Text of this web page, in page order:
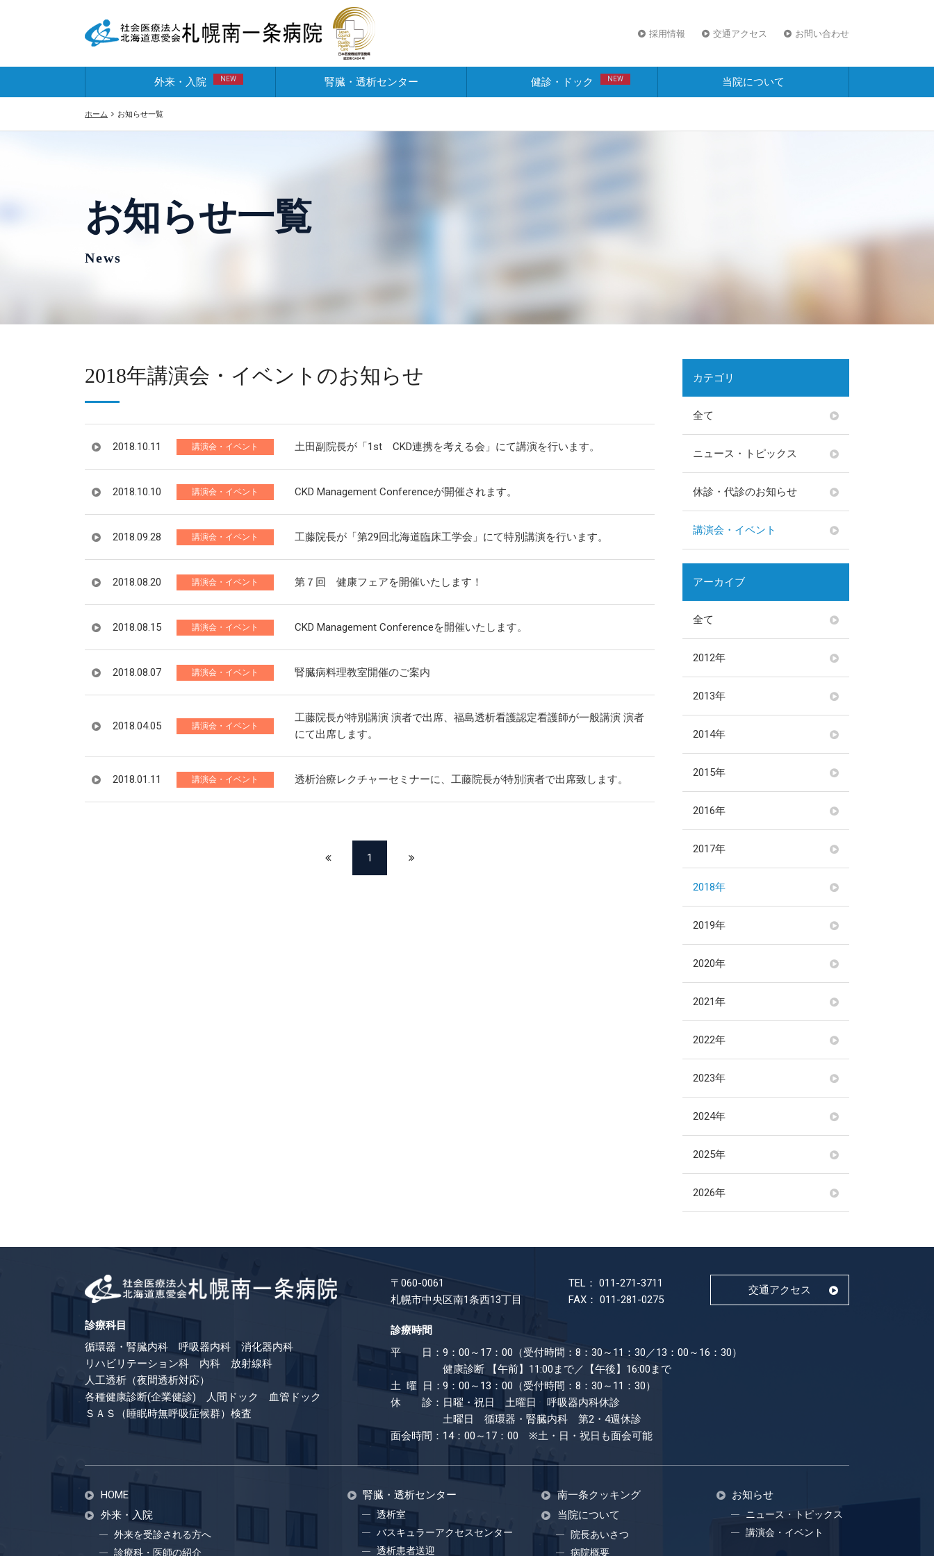
採用情報 交通アクセス お問い合わせ
外来・入院 NEW 腎臓・透析センター 健診・ドック NEW 当院について
ホーム お知らせ一覧
お知らせ一覧
News
カテゴリ
全て
ニュース・トピックス
休診・代診のお知らせ
講演会・イベント
アーカイブ
全て
2012年
2013年
2014年
2015年
2016年
2017年
2018年
2019年
2020年
2021年
2022年
2023年
2024年
2025年
2026年
2018年講演会・イベントのお知らせ
2018.10.11 講演会・イベント 土田副院長が「1st CKD連携を考える会」にて講演を行います。
2018.10.10 講演会・イベント CKD Management Conferenceが開催されます。
2018.09.28 講演会・イベント 工藤院長が「第29回北海道臨床工学会」にて特別講演を行います。
2018.08.20 講演会・イベント 第７回 健康フェアを開催いたします！
2018.08.15 講演会・イベント CKD Management Conferenceを開催いたします。
2018.08.07 講演会・イベント 腎臓病料理教室開催のご案内
2018.04.05 講演会・イベント
工藤院長が特別講演 演者で出席、福島透析看護認定看護師が一般講演 演者
にて出席します。
2018.01.11 講演会・イベント 透析治療レクチャーセミナーに、工藤院長が特別演者で出席致します。
1
診療科目
循環器・腎臓内科 呼吸器内科 消化器内科
リハビリテーション科 内科 放射線科
人工透析（夜間透析対応）
各種健康診断(企業健診) 人間ドック 血管ドック
ＳＡＳ（睡眠時無呼吸症候群）検査
〒060-0061
札幌市中央区南1条西13丁目
TEL： 011-271-3711
FAX： 011-281-0275
交通アクセス
診療時間
平 日： 9：00～17：00（受付時間：8：30～11：30／13：00～16：30）
健康診断
【午前】11:00まで／【午後】16:00まで
土 曜 日：9：00～13：00（受付時間：8：30～11：30）
休 診： 日曜・祝日 土曜日 呼吸器内科休診
土曜日 循環器・腎臓内科 第2・4週休診
面会時間： 14：00～17：00 ※土・日・祝日も​面会可能
HOME
外来・入院
外来を受診される方へ
診療科・医師の紹介
腎臓・透析センター
透析室
バスキュラーアクセスセンター
透析患者送迎
南一条クッキング
当院について
院長あいさつ
病院概要
お知らせ
ニュース・トピックス
講演会・イベント